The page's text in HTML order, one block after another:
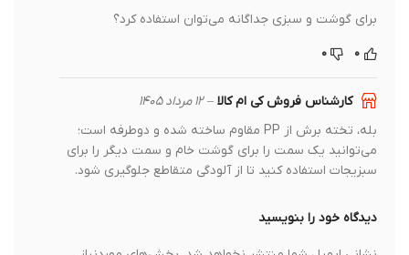
برای گوشت و سبزی جداگانه می‌توان استفاده کرد؟
کارشناس فروش کی ام کالا– ۱۲ مرداد ۱۴۰۵
بله، تخته برش از PP مقاوم ساخته شده و دوطرفه است؛
می‌توانید یک سمت را برای گوشت خام و سمت دیگر را برای
سبزیجات استفاده کنید تا از آلودگی متقاطع جلوگیری شود.
دیدگاه خود را بنویسید